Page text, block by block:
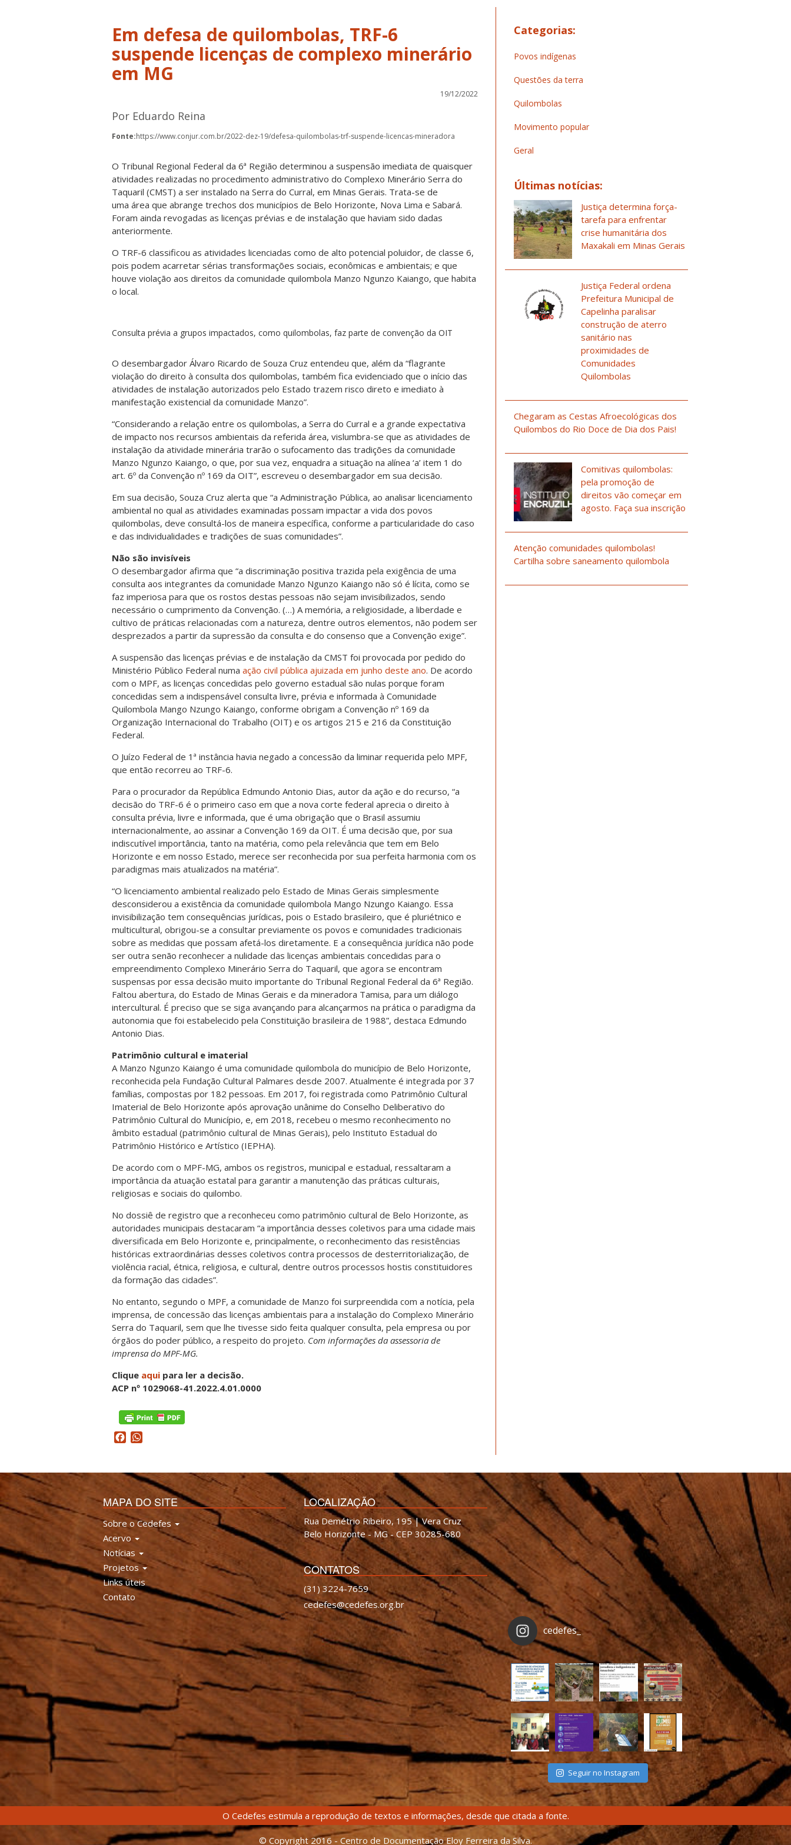
Em defesa de quilombolas, TRF-6
suspende licenças de complexo minerário
em MG
19/12/2022
Por Eduardo Reina
Fonte:https://www.conjur.com.br/2022-dez-19/defesa-quilombolas-trf-suspende-licencas-mineradora
O Tribunal Regional Federal da 6ª Região determinou a suspensão imediata de quaisquer
atividades realizadas no procedimento administrativo do Complexo Minerário Serra do
Taquaril (CMST) a ser instalado na Serra do Curral, em Minas Gerais. Trata-se de
uma área que abrange trechos dos municípios de Belo Horizonte, Nova Lima e Sabará.
Foram ainda revogadas as licenças prévias e de instalação que haviam sido dadas
anteriormente.
O TRF-6 classificou as atividades licenciadas como de alto potencial poluidor, de classe 6,
pois podem acarretar sérias transformações sociais, econômicas e ambientais; e que
houve violação aos direitos da comunidade quilombola Manzo Ngunzo Kaiango, que habita
o local.
Consulta prévia a grupos impactados, como quilombolas, faz parte de convenção da OIT
O desembargador Álvaro Ricardo de Souza Cruz entendeu que, além da “flagrante
violação do direito à consulta dos quilombolas, também fica evidenciado que o início das
atividades de instalação autorizados pelo Estado trazem risco direto e imediato à
manifestação existencial da comunidade Manzo”.
“Considerando a relação entre os quilombolas, a Serra do Curral e a grande expectativa
de impacto nos recursos ambientais da referida área, vislumbra-se que as atividades de
instalação da atividade minerária trarão o sufocamento das tradições da comunidade
Manzo Ngunzo Kaiango, o que, por sua vez, enquadra a situação na alínea ‘a’ item 1 do
art. 6º da Convenção nº 169 da OIT”, escreveu o desembargador em sua decisão.
Em sua decisão, Souza Cruz alerta que “a Administração Pública, ao analisar licenciamento
ambiental no qual as atividades examinadas possam impactar a vida dos povos
quilombolas, deve consultá-los de maneira específica, conforme a particularidade do caso
e das individualidades e tradições de suas comunidades”.
Não são invisíveis
O desembargador afirma que “a discriminação positiva trazida pela exigência de uma
consulta aos integrantes da comunidade Manzo Ngunzo Kaiango não só é lícita, como se
faz imperiosa para que os rostos destas pessoas não sejam invisibilizados, sendo
necessário o cumprimento da Convenção. (…) A memória, a religiosidade, a liberdade e
cultivo de práticas relacionadas com a natureza, dentre outros elementos, não podem ser
desprezados a partir da supressão da consulta e do consenso que a Convenção exige”.
A suspensão das licenças prévias e de instalação da CMST foi provocada por pedido do
Ministério Público Federal numa ação civil pública ajuizada em junho deste ano. De acordo
com o MPF, as licenças concedidas pelo governo estadual são nulas porque foram
concedidas sem a indispensável consulta livre, prévia e informada à Comunidade
Quilombola Mango Nzungo Kaiango, conforme obrigam a Convenção nº 169 da
Organização Internacional do Trabalho (OIT) e os artigos 215 e 216 da Constituição
Federal.
O Juízo Federal de 1ª instância havia negado a concessão da liminar requerida pelo MPF,
que então recorreu ao TRF-6.
Para o procurador da República Edmundo Antonio Dias, autor da ação e do recurso, “a
decisão do TRF-6 é o primeiro caso em que a nova corte federal aprecia o direito à
consulta prévia, livre e informada, que é uma obrigação que o Brasil assumiu
internacionalmente, ao assinar a Convenção 169 da OIT. É uma decisão que, por sua
indiscutível importância, tanto na matéria, como pela relevância que tem em Belo
Horizonte e em nosso Estado, merece ser reconhecida por sua perfeita harmonia com os
paradigmas mais atualizados na matéria”.
“O licenciamento ambiental realizado pelo Estado de Minas Gerais simplesmente
desconsiderou a existência da comunidade quilombola Mango Nzungo Kaiango. Essa
invisibilização tem consequências jurídicas, pois o Estado brasileiro, que é pluriétnico e
multicultural, obrigou-se a consultar previamente os povos e comunidades tradicionais
sobre as medidas que possam afetá-los diretamente. E a consequência jurídica não pode
ser outra senão reconhecer a nulidade das licenças ambientais concedidas para o
empreendimento Complexo Minerário Serra do Taquaril, que agora se encontram
suspensas por essa decisão muito importante do Tribunal Regional Federal da 6ª Região.
Faltou abertura, do Estado de Minas Gerais e da mineradora Tamisa, para um diálogo
intercultural. É preciso que se siga avançando para alcançarmos na prática o paradigma da
autonomia que foi estabelecido pela Constituição brasileira de 1988”, destaca Edmundo
Antonio Dias.
Patrimônio cultural e imaterial
A Manzo Ngunzo Kaiango é uma comunidade quilombola do município de Belo Horizonte,
reconhecida pela Fundação Cultural Palmares desde 2007. Atualmente é integrada por 37
famílias, compostas por 182 pessoas. Em 2017, foi registrada como Patrimônio Cultural
Imaterial de Belo Horizonte após aprovação unânime do Conselho Deliberativo do
Patrimônio Cultural do Município, e, em 2018, recebeu o mesmo reconhecimento no
âmbito estadual (patrimônio cultural de Minas Gerais), pelo Instituto Estadual do
Patrimônio Histórico e Artístico (IEPHA).
De acordo com o MPF-MG, ambos os registros, municipal e estadual, ressaltaram a
importância da atuação estatal para garantir a manutenção das práticas culturais,
religiosas e sociais do quilombo.
No dossiê de registro que a reconheceu como patrimônio cultural de Belo Horizonte, as
autoridades municipais destacaram “a importância desses coletivos para uma cidade mais
diversificada em Belo Horizonte e, principalmente, o reconhecimento das resistências
históricas extraordinárias desses coletivos contra processos de desterritorialização, de
violência racial, étnica, religiosa, e cultural, dentre outros processos hostis constituidores
da formação das cidades”.
No entanto, segundo o MPF, a comunidade de Manzo foi surpreendida com a notícia, pela
imprensa, de concessão das licenças ambientais para a instalação do Complexo Minerário
Serra do Taquaril, sem que lhe tivesse sido feita qualquer consulta, pela empresa ou por
órgãos do poder público, a respeito do projeto. Com informações da assessoria de
imprensa do MPF-MG.
Clique aqui para ler a decisão.
ACP nº 1029068-41.2022.4.01.0000
Facebook
Categorias:
Povos indígenas
Questões da terra
Quilombolas
Movimento popular
Geral
Últimas notícias:
Justiça determina força-
tarefa para enfrentar
crise humanitária dos
Maxakali em Minas Gerais
Justiça Federal ordena
Prefeitura Municipal de
Capelinha paralisar
construção de aterro
sanitário nas
proximidades de
Comunidades
Quilombolas
Chegaram as Cestas Afroecológicas dos
Quilombos do Rio Doce de Dia dos Pais!
Comitivas quilombolas:
pela promoção de
direitos vão começar em
agosto. Faça sua inscrição
Atenção comunidades quilombolas!
Cartilha sobre saneamento quilombola
MAPA DO SITE
Sobre o Cedefes
Acervo
Notícias
Projetos
Links úteis
Contato
LOCALIZAÇÃO
Rua Demétrio Ribeiro, 195 | Vera Cruz
Belo Horizonte - MG - CEP 30285-680
CONTATOS
(31) 3224-7659
cedefes@cedefes.org.br
cedefes_
Seguir no Instagram
O Cedefes estimula a reprodução de textos e informações, desde que citada a fonte.
© Copyright 2016 - Centro de Documentação Eloy Ferreira da Silva.